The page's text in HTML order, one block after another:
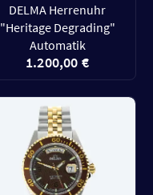
DELMA Herrenuhr
"Heritage Degrading"
Automatik
1.200,00 €